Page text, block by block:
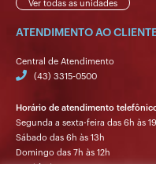
Ver todas as unidades
ATENDIMENTO AO
Central de Atendimento
(43) 3315-0500
Horário de atendimento
Segunda a sexta-feira das 6h às
Sábado das 6h às 13h
Domingo das 7h às 12h